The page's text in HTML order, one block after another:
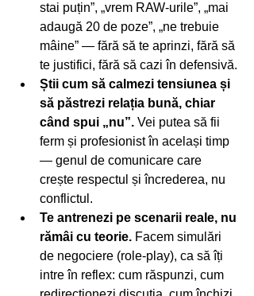
stai puțin”, „vrem RAW-urile”, „mai
adaugă 20 de poze”, „ne trebuie
mâine” — fără să te aprinzi, fără să
te justifici, fără să cazi în defensivă.
Știi cum să calmezi tensiunea și
să păstrezi relația bună, chiar
când spui „nu”. Vei putea să fii
ferm și profesionist în același timp
— genul de comunicare care
crește respectul și încrederea, nu
conflictul.
Te antrenezi pe scenarii reale, nu
rămâi cu teorie. Facem simulări
de negociere (role-play), ca să îți
intre în reflex: cum răspunzi, cum